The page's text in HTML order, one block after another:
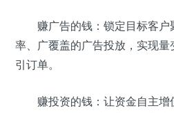
赚广告的钱：锁定目标客户
率、广覆盖的广告投放，实现
引订单。
赚投资的钱：让资金自主增